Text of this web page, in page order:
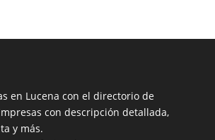
en Lucena con el directorio de
con descripción detallada,
y más.